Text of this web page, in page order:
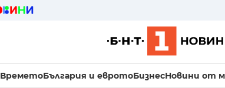
ВреметоБългария и евротоБизнесНовини от